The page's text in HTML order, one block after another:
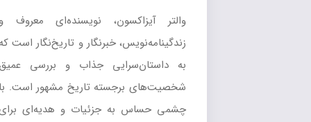
والتر آیزاکسون، نویسنده‌ای معروف و
زندگینامه‌نویس، خبرنگار و تاریخ‌نگار است که
به داستان‌سرایی جذاب و بررسی عمیق
شخصیت‌های برجسته تاریخ مشهور است. با
چشمی حساس به جزئیات و هدیه‌ای برای